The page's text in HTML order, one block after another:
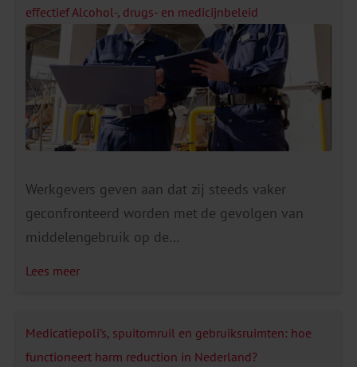
Medicatiepoli’s, spuitomruil en gebruiksruimten: hoe
functioneert harm reduction in Nederland?
effectief Alcohol-, drugs- en medicijnbeleid
Werkgevers geven aan dat zij steeds vaker
geconfronteerd worden met de gevolgen van
middelengebruik op de
zijn aanzienlijk. Denk aan veiligheidsrisico’s,
verminderde productiviteit, hoger ziekteverzuim,
Lees meer